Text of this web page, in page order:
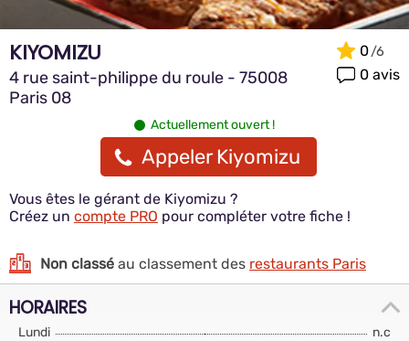
KIYOMIZU
4 rue saint-philippe du roule - 75008
Paris 08
0
0 avis
Actuellement ouvert !
Appeler Kiyomizu
Vous êtes le gérant de Kiyomizu ?
Créez un compte PRO pour compléter votre fiche !
Non classé au classement des restaurants Paris
HORAIRES
Lundi
n.c